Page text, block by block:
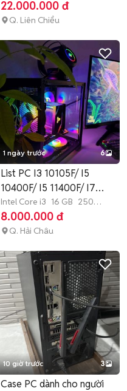
GB SSD
22.000.000 đ
Q. Liên Chiểu
1 ngày trước 6
List PC I3 10105F/ I5
10400F/ I5 11400F/ I7
10700F
Intel Core i3 16 GB 250
GB SSD
8.000.000 đ
Q. Hải Châu
10 giờ trước 3
Case PC dành cho người